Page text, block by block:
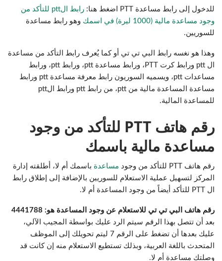
للدخول إلى رابط مساعدة PTT اضغط هنا:
رابط الptt للتأكد من
وجود مساعدة مالية (1000 ليرة) في اسمك
وهو رابط مساعدة
للسوريين.
وهذا هو نغسه رابط البي تي تي أو كما يُعرف رابط التأكد من مساعدة
ال ptt ورابط كرت PTT، ورابط مساعدة ptt، ورابط ptt، ورابط
مساعدات ptt، ويسميه السوريون رابط معرفة مساعدة ptt ورابط
مساعدة المساعدة مالية من ptt، من رابط ptt ورابط الptt
للمساعدة المالية.
رقم هاتف PTT للتأكد من وجود
مساعدة مالية باسمك
رقم هاتف PTT للتأكد من وجود مساعدة باسمك أم لا، أطلقته إدارة
المركز لتسهيل عملية الاستعلام للسوريين بالإضافة إلى إطلاق رابط
ال PTT للتأكد أيضاً من وجود المساعدة أم لا.
رقم هاتف البي تي تي للاستعلام عن وجود المساعدة هو: 4441788
بعد أن تتصل بهذا الرقم سيتم الرد عليك بواسطة المجيب الآلي،
عليك بعدها أن تضغط على الرقم 7 ليتم تحويلك إلى الموظف
المتحدث باللغة العربية، وبذلك تستطيع الاستعلام منه إن كانت قد
وصلتك مساعدة أم لا.